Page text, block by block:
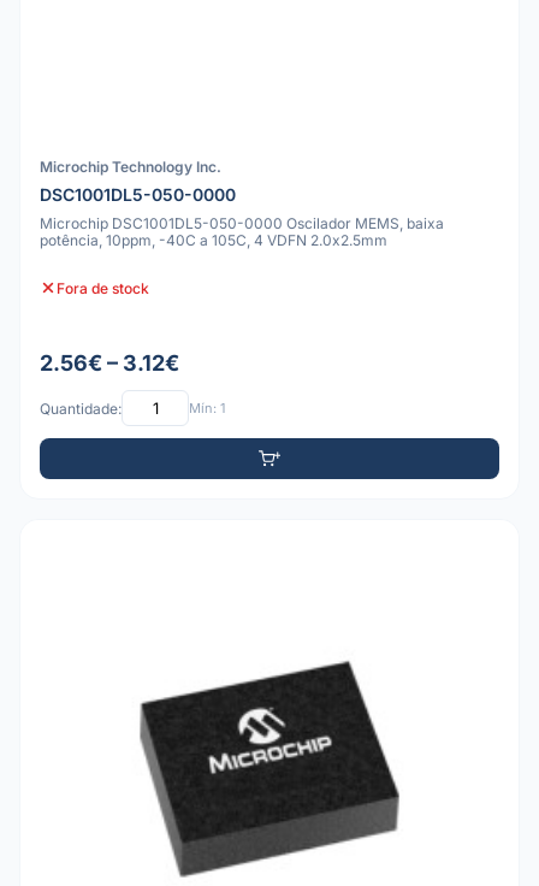
Microchip Technology Inc.
DSC1001DL5-050-0000
Microchip DSC1001DL5-050-0000 Oscilador MEMS, baixa
potência, 10ppm, -40C a 105C, 4 VDFN 2.0x2.5mm
Fora de stock
2.56€ – 3.12€
Quantidade: Mín: 1